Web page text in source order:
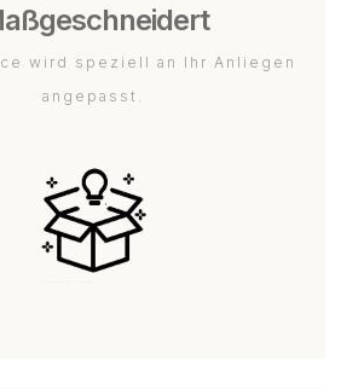
wird speziell an Ihr Anliegen
angepasst.